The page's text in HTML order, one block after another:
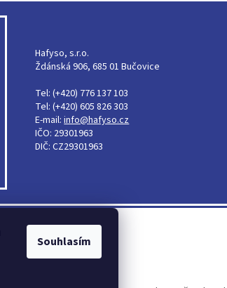
Souhlasím
Hafyso, s.r.o.
Ždánská 906, 685 01 Bučovice
Tel: (+420) 776 137 103
Tel: (+420) 605 826 303
E-mail:info@hafyso.cz
IČO: 29301963
DIČ: CZ29301963